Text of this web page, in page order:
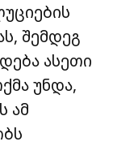
შემდეგ
ასეთი
უნდა,
ამ